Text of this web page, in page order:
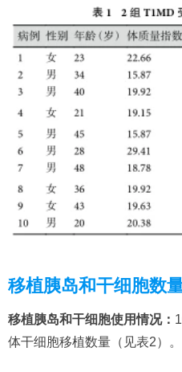
移植胰岛和干细胞数
移植胰岛和干细胞使用情况：
体干细胞移植数量（见表2）。